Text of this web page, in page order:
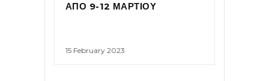
ΑΠΟ 9-12 ΜΑΡΤΙΟΥ
15 February 2023